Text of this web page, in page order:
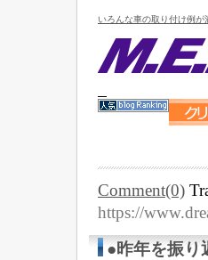
いろんな車の取り付け例
Comment(0)
https://
●昨年を振り